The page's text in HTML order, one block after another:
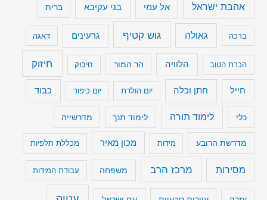
אהבת ישראל אל עמי בני עקיבא ברית
ברכה גאולה גוש קטיף גרעינים דאגה
הכרת הטוב הלוויה הר המור חיבוק חיזוק
חייל חתן וכלה יום הולדת יום כיפור כבוד
כלי לימוד תורה לימוד תנך מדרשייה
מדרשת הרובע מידות מכון מאיר מכללת תלפיות
מסירות מרכז הרב משפחה עבודת המידות